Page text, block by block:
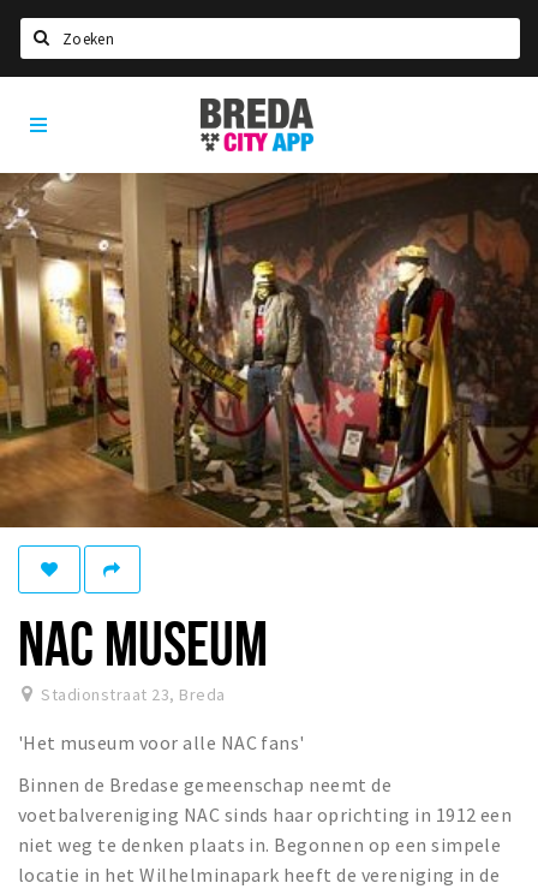
Home
Agenda
Deals
Party pics
Nieuws, interviews & blogs
Eten
Drinken
Slapen
Recreatief
Winkels
Winkelgebieden
Bezienswaardigheden
Musea, theaters & podia
Uitjes & activiteiten
Toeristische routes
Natuurgebieden
Baroniepoorten
Breda
City
App
NAC MUSEUM
Stadionstraat 23, Breda
'Het museum voor alle NAC fans'
Binnen de Bredase gemeenschap neemt de
voetbalvereniging NAC sinds haar oprichting in 1912 een
niet weg te denken plaats in. Begonnen op een simpele
locatie in het Wilhelminapark heeft de vereniging in de